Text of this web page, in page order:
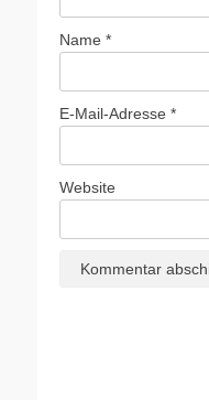
Name *
E-Mail-Adresse *
Website